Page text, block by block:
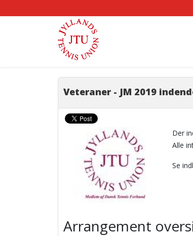
Veteraner - JM 2019
Der
Alle
Se
Arrangement